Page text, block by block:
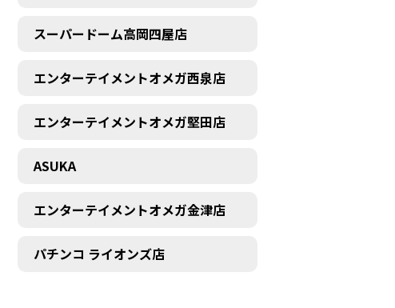
スーパードーム高岡四屋店
エンターテイメントオメガ西泉店
エンターテイメントオメガ堅田店
ASUKA
エンターテイメントオメガ金津店
パチンコ ライオンズ店